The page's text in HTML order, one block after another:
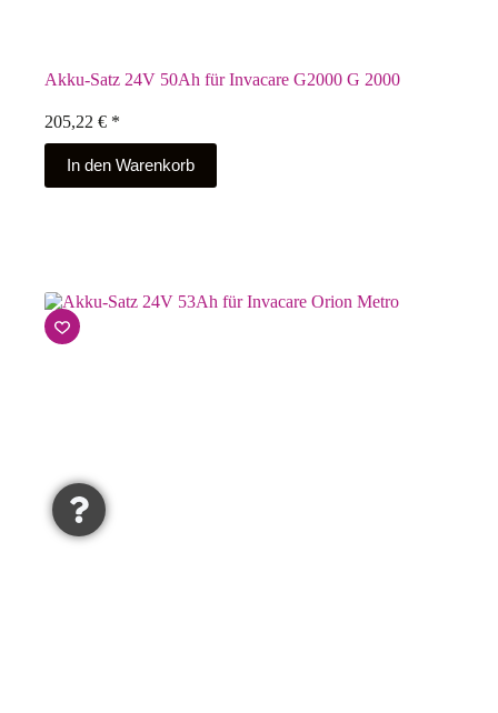
Akku-Satz 24V 50Ah für Invacare G2000 G 2000
205,22 € *
In den Warenkorb